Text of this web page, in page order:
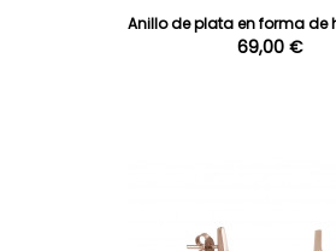
Anillo de plata en forma de
69,00 €